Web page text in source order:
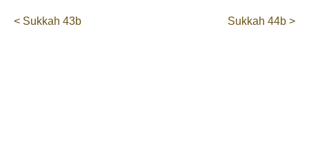
< Sukkah 43b Sukkah 44b >